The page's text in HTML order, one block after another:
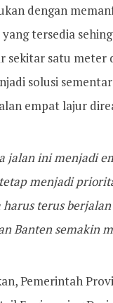
dengan
tersedia
sekitar satu meter
solusi
empat lajur
jalan ini menjadi
menjadi
terus
Banten semakin
Pemerintah